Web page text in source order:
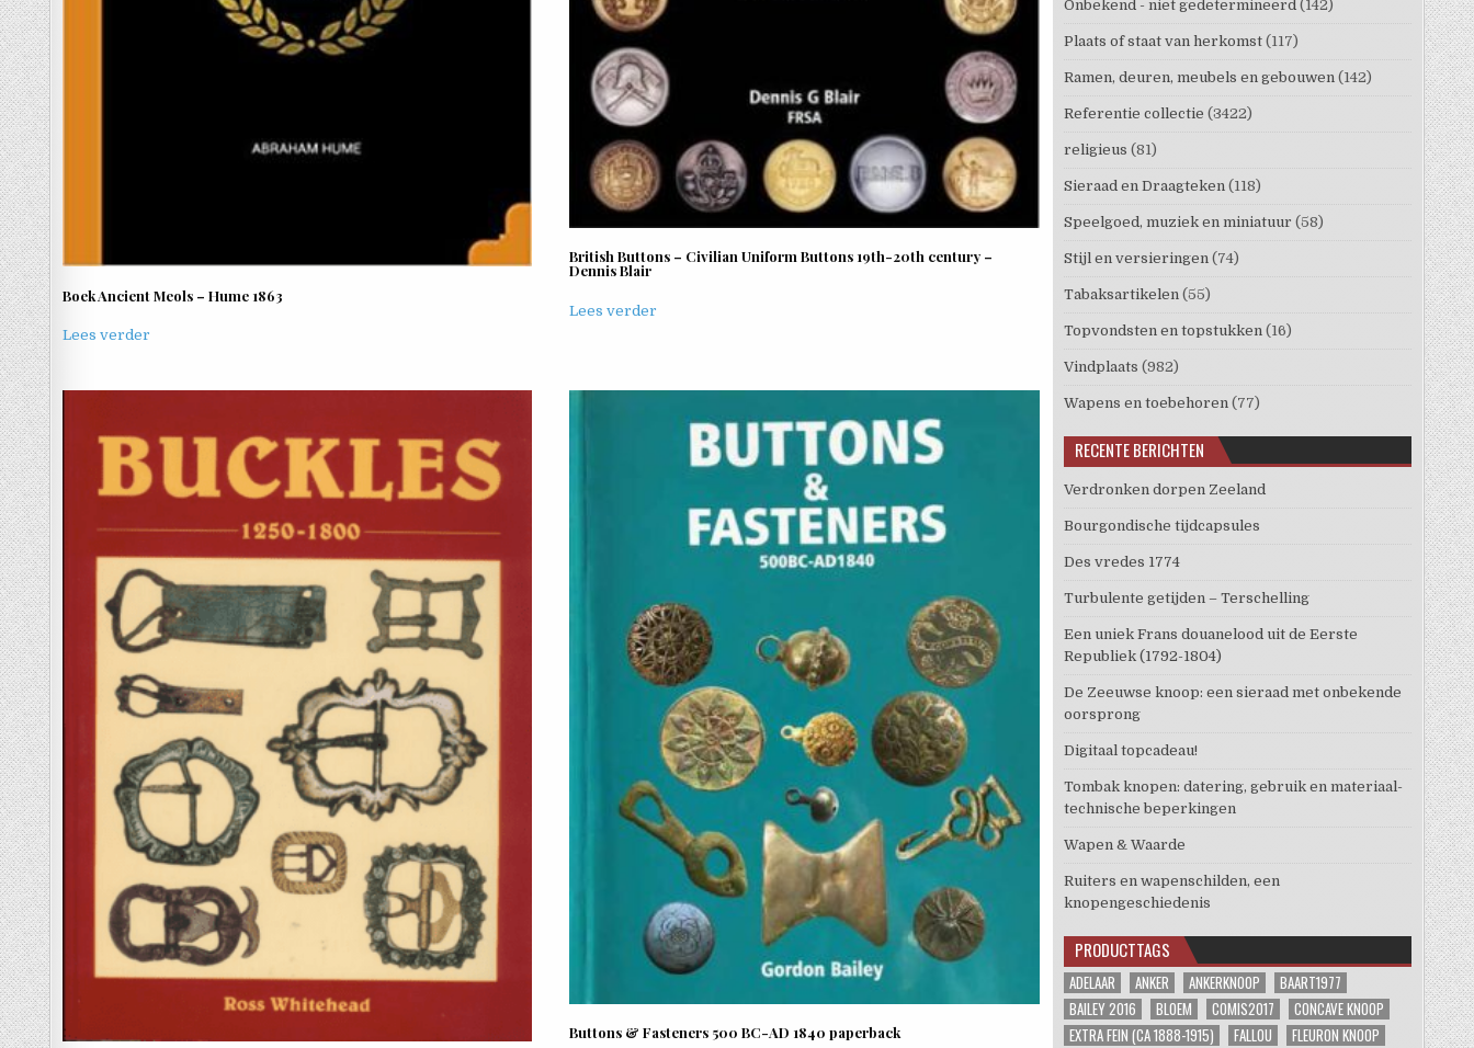
Boek Ancient Meols – Hume 1863
Lees verder
British Buttons – Civilian Uniform Buttons 19th-20th century –
Dennis Blair
Lees verder
Buttons & Fasteners 500 BC-AD 1840 paperback
Onbekend - niet gedetermineerd (142)
Plaats of staat van herkomst (117)
Ramen, deuren, meubels en gebouwen (142)
Referentie collectie (3422)
religieus (81)
Sieraad en Draagteken (118)
Speelgoed, muziek en miniatuur (58)
Stijl en versieringen (74)
Tabaksartikelen (55)
Topvondsten en topstukken (16)
Vindplaats (982)
Wapens en toebehoren (77)
RECENTE BERICHTEN
Verdronken dorpen Zeeland
Bourgondische tijdcapsules
Des vredes 1774
Turbulente getijden – Terschelling
Een uniek Frans douanelood uit de Eerste
Republiek (1792-1804)
De Zeeuwse knoop: een sieraad met onbekende
oorsprong
Digitaal topcadeau!
Tombak knopen: datering, gebruik en materiaal-
technische beperkingen
Wapen & Waarde
Ruiters en wapenschilden, een
knopengeschiedenis
PRODUCTTAGS
ADELAAR ANKER ANKERKNOOP
BAART1977
BAILEY 2016
BLOEM COMIS2017
CONCAVE KNOOP
EXTRA FEIN (CA 1888-1915)
FALLOU
FLEURON KNOOP